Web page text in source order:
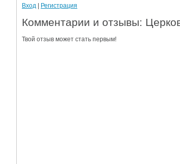
Вход Регистрация
Комментарии и отзывы:
Твой отзыв может стать первым!